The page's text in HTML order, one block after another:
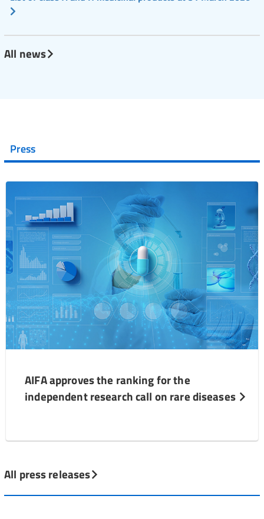
All news
Press
AIFA approves the ranking for the
independent research call on rare diseases
All press releases